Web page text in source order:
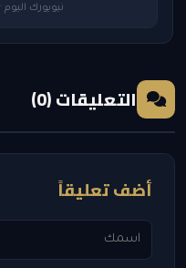
نيويورك اليوم · 4 أغسطس 2026 — 8:20 AM
التعليقات (0)
أضف تعليقاً